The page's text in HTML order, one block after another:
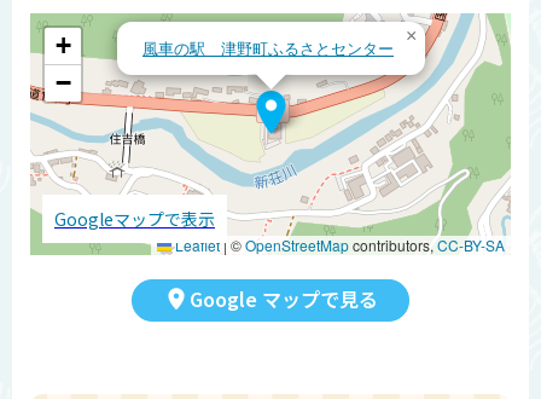
風車の駅 津野町ふるさとセンター
×
+
−
Leaflet | ©OpenStreetMapcontributors,CC-BY-SA
Googleマップで表示
Google マップで見る